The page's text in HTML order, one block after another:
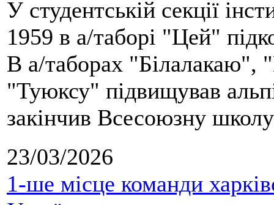
У студентській секції
1959 в а/таборі "Цей"
В а/таборах "Білалакаю",
"Туюксу" підвищував
закінчив Всесоюзну
23/03/2026
1-ше місце команди